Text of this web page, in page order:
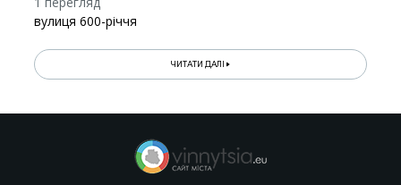
вулиця 600-річчя
ЧИТАТИ ДАЛІ